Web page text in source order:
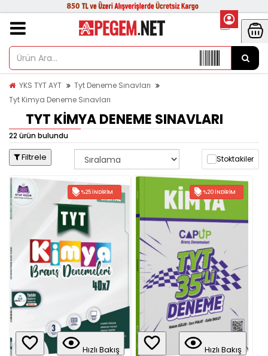
YKS TYT AYT
Tyt Deneme Sınavları
Tyt Kimya Deneme Sınavları
TYT KIMYA DENEME SINAVLARI
22 ürün bulundu
Filtrele Stoktakiler
%25 İNDIRIM
Hızlı Bakış
%20 İNDIRIM
Hızlı Bakış